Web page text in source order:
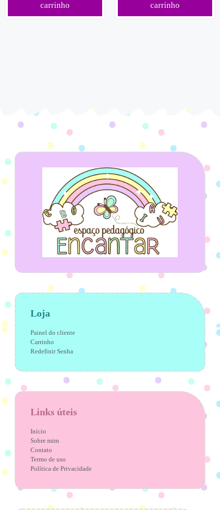
carrinho
carrinho
Loja
Painel do cliente
Carrinho
Redefinir Senha
Links úteis
Início
Sobre mim
Contato
Termo de uso
Política de Privacidade